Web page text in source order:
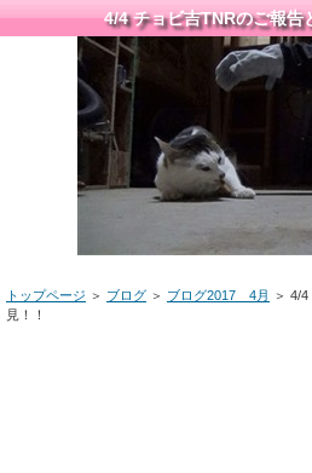
4/4 チョビ吉TNRのご報告
トップページ ＞ ブログ ＞ ブログ2017 4月
＞ 4/
見！！